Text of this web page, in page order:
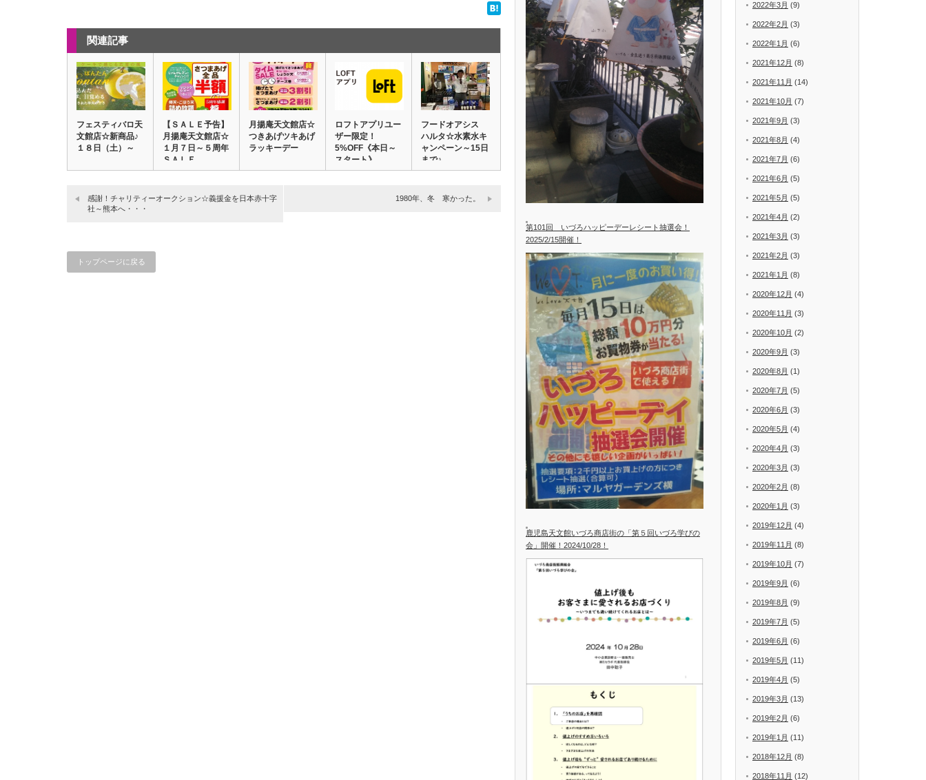
関連記事
フェスティバロ天
文館店☆新商品♪
１８日（土）～
【ＳＡＬＥ予告】
月揚庵天文館店☆
１月７日～５周年
ＳＡＬＥ
月揚庵天文館店☆
つきあげツキあげ
ラッキーデー
ロフトアプリユー
ザー限定！
5%OFF《本日～
スタート》
フードオアシス
ハルタ☆水素水キ
ャンペーン～15日
まで♪
感謝！チャリティーオークション☆義援金を日本赤十字
社～熊本へ・・・
1980年、冬 寒かった。
トップページに戻る
第101回 いづろハッピーデーレシート抽選会！
2025/2/15開催！
鹿児島天文館いづろ商店街の「第５回いづろ学びの
会」開催！2024/10/28！
2022年3月 (9)
2022年2月 (3)
2022年1月 (6)
2021年12月 (8)
2021年11月 (14)
2021年10月 (7)
2021年9月 (3)
2021年8月 (4)
2021年7月 (6)
2021年6月 (5)
2021年5月 (5)
2021年4月 (2)
2021年3月 (3)
2021年2月 (3)
2021年1月 (8)
2020年12月 (4)
2020年11月 (3)
2020年10月 (2)
2020年9月 (3)
2020年8月 (1)
2020年7月 (5)
2020年6月 (3)
2020年5月 (4)
2020年4月 (3)
2020年3月 (3)
2020年2月 (8)
2020年1月 (3)
2019年12月 (4)
2019年11月 (8)
2019年10月 (7)
2019年9月 (6)
2019年8月 (9)
2019年7月 (5)
2019年6月 (6)
2019年5月 (11)
2019年4月 (5)
2019年3月 (13)
2019年2月 (6)
2019年1月 (11)
2018年12月 (8)
2018年11月 (12)